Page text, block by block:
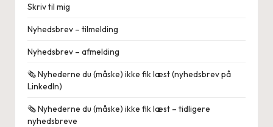
Skriv til mig
Nyhedsbrev – tilmelding
Nyhedsbrev – afmelding
🗞️ Nyhederne du (måske) ikke fik læst (nyhedsbrev på
LinkedIn)
🗞️ Nyhederne du (måske) ikke fik læst – tidligere
nyhedsbreve